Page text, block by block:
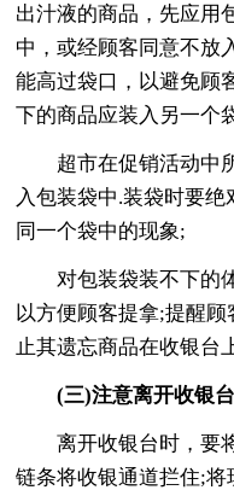
出汁液的商品，先应用
中，或经顾客同意不放
能高过袋口，以避免顾
下的商品应装入另一个
超市在促销活动中所
入包装袋中.装袋时要
同一个袋中的现象;
对包装袋装不下的体
以方便顾客提拿;提醒
止其遗忘商品在收银台
(三)注意离开收银台
离开收银台时，要将
链条将收银通道拦住;将